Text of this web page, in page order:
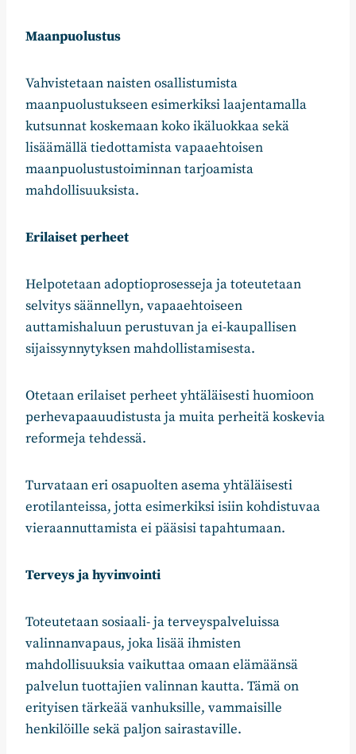
Maanpuolustus
Vahvistetaan naisten osallistumista
maanpuolustukseen esimerkiksi laajentamalla
kutsunnat koskemaan koko ikäluokkaa sekä
lisäämällä tiedottamista vapaaehtoisen
maanpuolustustoiminnan tarjoamista
mahdollisuuksista.
Erilaiset perheet
Helpotetaan adoptioprosesseja ja toteutetaan
selvitys säännellyn, vapaaehtoiseen
auttamishaluun perustuvan ja ei-kaupallisen
sijaissynnytyksen mahdollistamisesta.
Otetaan erilaiset perheet yhtäläisesti huomioon
perhevapaauudistusta ja muita perheitä koskevia
reformeja tehdessä.
Turvataan eri osapuolten asema yhtäläisesti
erotilanteissa, jotta esimerkiksi isiin kohdistuvaa
vieraannuttamista ei pääsisi tapahtumaan.
Terveys ja hyvinvointi
Toteutetaan sosiaali- ja terveyspalveluissa
valinnanvapaus, joka lisää ihmisten
mahdollisuuksia vaikuttaa omaan elämäänsä
palvelun tuottajien valinnan kautta. Tämä on
erityisen tärkeää vanhuksille, vammaisille
henkilöille sekä paljon sairastaville.